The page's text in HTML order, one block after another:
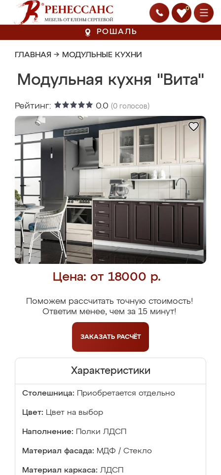
0
РОШАЛЬ
ГЛАВНАЯ → МОДУЛЬНЫЕ КУХНИ
Модульная кухня "Вита"
Рейтинг: 0.0 (0 голосов)
Цена: от 18000 р.
Поможем рассчитать точную стоимость!
Ответим менее, чем за 15 минут!
ЗАКАЗАТЬ РАСЧЁТ
Характеристики
Столешница: Приобретается отдельно
Цвет: Цвет на выбор
Наполнение: Полки ЛДСП
Материал фасада: МДФ / Стекло
Материал каркаса: ЛДСП